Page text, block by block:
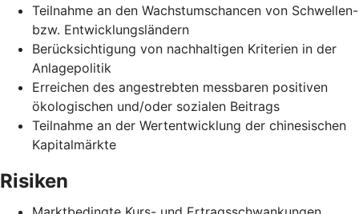
Teilnahme an den Wachstumschancen von Schwellen-
bzw. Entwicklungsländern
Berücksichtigung von nachhaltigen Kriterien in der
Anlagepolitik
Erreichen des angestrebten messbaren positiven
ökologischen und/oder sozialen Beitrags
Teilnahme an der Wertentwicklung der chinesischen
Kapitalmärkte
Risiken